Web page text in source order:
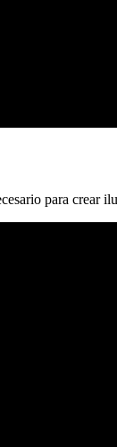
para crear